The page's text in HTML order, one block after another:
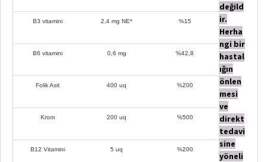
B3 vitamini 2,4 mg NE* %15
B6 vitamini 0,6 mg %42,8
Folik Asit 400 uq %200
Krom 200 uq %500
B12 Vitamini 5 uq %200
değild
ir.
Herha
ngi bir
hastal
ığın
önlen
mesi
ve
direkt
tedavi
sine
yöneli